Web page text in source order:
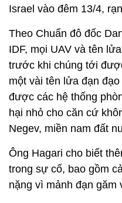
Israel vào đêm 13/4,
Theo Chuẩn đô đốc
IDF, mọi UAV và tên
trước khi chúng tới
một vài tên lửa đạn
được các hệ thống
hại nhỏ cho căn cứ
Negev, miền nam đất
Ông Hagari cho biết
trong sự cố, bao gồm
nặng vì mảnh đạn găm